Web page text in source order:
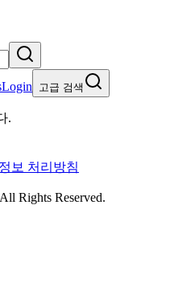
Login 고급 검색
.
보 처리방침
Rights Reserved.